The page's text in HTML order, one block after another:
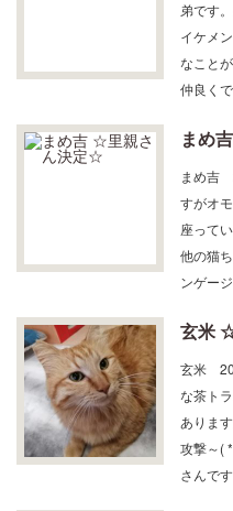
弟です
イケメ
なこと
仲良く
まめ
まめ吉
すがオ
座って
他の猫
ンゲー
玄米
玄米
な茶ト
ありま
攻撃～(
さんで